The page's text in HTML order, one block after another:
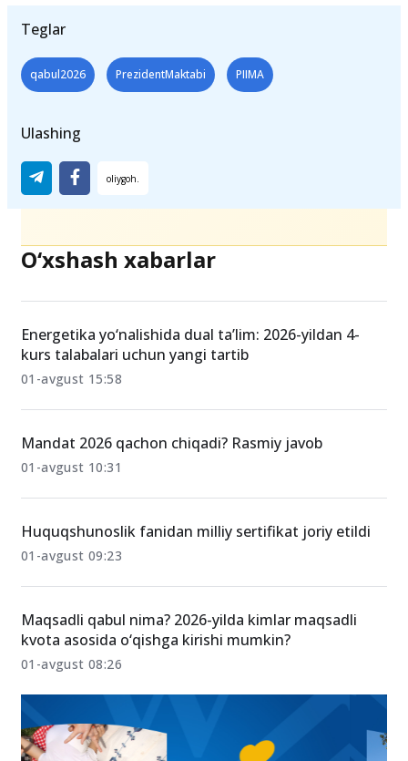
Teglar
qabul2026 PrezidentMaktabi PIIMA
Ulashing
O‘xshash xabarlar
Energetika yo‘nalishida dual ta’lim: 2026-yildan 4-
kurs talabalari uchun yangi tartib
01-avgust 15:58
Mandat 2026 qachon chiqadi? Rasmiy javob
01-avgust 10:31
Huquqshunoslik fanidan milliy sertifikat joriy etildi
01-avgust 09:23
Maqsadli qabul nima? 2026-yilda kimlar maqsadli
kvota asosida o‘qishga kirishi mumkin?
01-avgust 08:26